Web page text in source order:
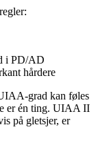
i PD/AD
hårdere
grad kan føles
er én ting. UIAA II
på gletsjer, er